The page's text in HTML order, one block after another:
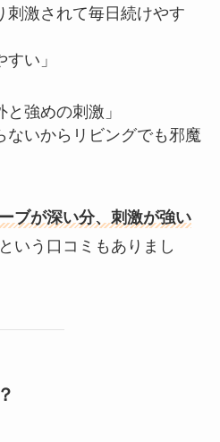
激されて毎日続けやす
い」
強めの刺激」
いからリビングでも邪魔
ブが深い分、刺激が強い
いう口コミもありまし